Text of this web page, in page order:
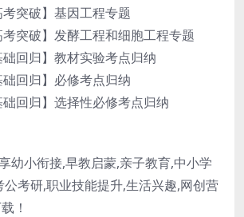
突破】基因工程专题
突破】发酵工程和细胞工程专题
回归】教材实验考点归纳
回归】必修考点归纳
回归】选择性必修考点归纳
幼小衔接,早教启蒙,亲子教育,中小学
考研,职业技能提升,生活兴趣,网创营
！